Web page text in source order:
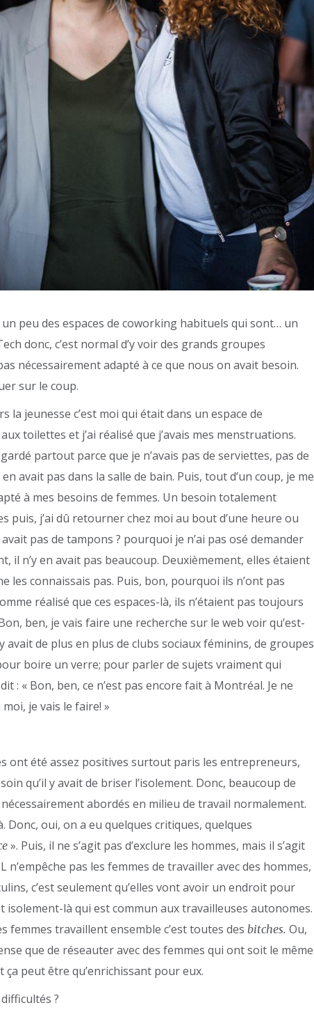
peu des espaces de coworking habituels qui sont… un
donc, c’est normal d’y voir des grands groupes
nécessairement adapté à ce que nous on avait besoin.
sur le coup.
la jeunesse c’est moi qui était dans un espace de
toilettes et j’ai réalisé que j’avais mes menstruations.
partout parce que je n’avais pas de serviettes, pas de
avait pas dans la salle de bain. Puis, tout d’un coup, je me
à mes besoins de femmes. Un besoin totalement
puis, j’ai dû retourner chez moi au bout d’une heure ou
pas de tampons ? pourquoi je n’ai pas osé demander
il n’y en avait pas beaucoup. Deuxièmement, elles étaient
connaissais pas. Puis, bon, pourquoi ils n’ont pas
réalisé que ces espaces-là, ils n’étaient pas toujours
ben, je vais faire une recherche sur le web voir qu’est-
avait de plus en plus de clubs sociaux féminins, de groupes
boire un verre; pour parler de sujets vraiment qui
« Bon, ben, ce n’est pas encore fait à Montréal. Je ne
je vais le faire! »
ont été assez positives surtout paris les entrepreneurs,
qu’il y avait de briser l’isolement. Donc, beaucoup de
abordés en milieu de travail normalement.
Donc, oui, on a eu quelques critiques, quelques
». Puis, il ne s’agit pas d’exclure les hommes, mais il s’agit
n’empêche pas les femmes de travailler avec des hommes,
c’est seulement qu’elles vont avoir un endroit pour
là qui est commun aux travailleuses autonomes.
femmes travaillent ensemble c’est toutes des bitches. Ou,
que de réseauter avec des femmes qui ont soit le même
peut être qu’enrichissant pour eux.
?